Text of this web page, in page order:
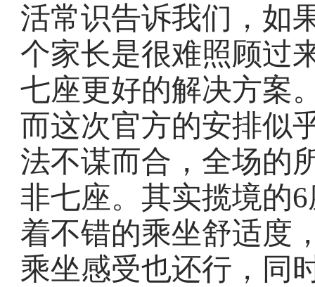
活常识告诉我们，如
个家长是很难照顾过
七座更好的解决方案
而这次官方的安排似
法不谋而合，全场的
非七座。其实揽境的
着不错的乘坐舒适度
乘坐感受也还行，同